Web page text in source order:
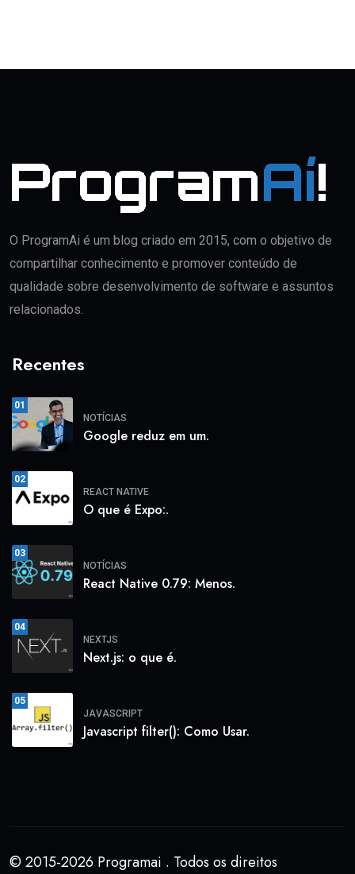
O ProgramAi é um blog criado em 2015, com o objetivo de
compartilhar conhecimento e promover conteúdo de
qualidade sobre desenvolvimento de software e assuntos
relacionados.
Recentes
01
NOTÍCIAS
Google reduz em um.
02
REACT NATIVE
O que é Expo:.
03
NOTÍCIAS
React Native 0.79: Menos.
04
NEXTJS
Next.js: o que é.
05
JAVASCRIPT
Javascript filter(): Como Usar.
© 2015-2026 Programai . Todos os direitos